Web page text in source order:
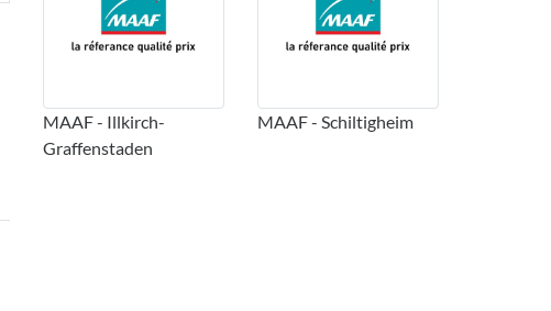
MAAF - Illkirch-
Graffenstaden
MAAF - Schiltigheim